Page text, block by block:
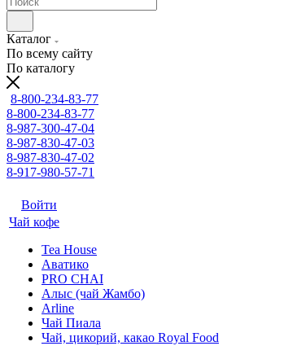
Каталог
По всему сайту
По каталогу
8-800-234-83-77
8-800-234-83-77
8-987-300-47-04
8-987-830-47-03
8-987-830-47-02
8-917-980-57-71
Войти
Чай кофе
Tea House
Аватико
PRO CHAI
Алыс (чай Жамбо)
Arline
Чай Пиала
Чай, цикорий, какао Royal Food